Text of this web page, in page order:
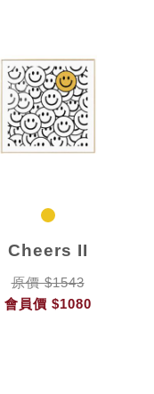
Cheers II
原價 $1543
會員價 $1080